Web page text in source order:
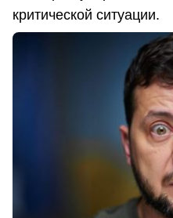
критической ситуации.